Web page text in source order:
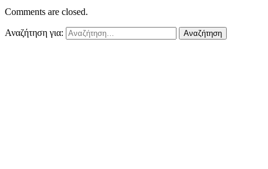
Comments are closed.
Αναζήτηση για: